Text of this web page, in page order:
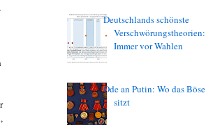
Deutschlands schönste
Verschwörungstheorien:
Immer vor Wahlen
Ode an Putin: Wo das Böse
sitzt